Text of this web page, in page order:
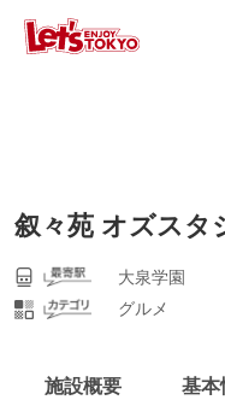
叙々苑 オズスタ
大泉学園
グルメ
施設概要 基本